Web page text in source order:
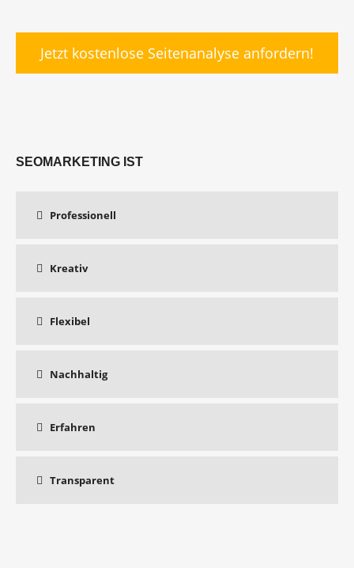
Jetzt kostenlose Seitenanalyse anfordern!
SEOMARKETING IST
Professionell
Kreativ
Flexibel
Nachhaltig
Erfahren
Transparent